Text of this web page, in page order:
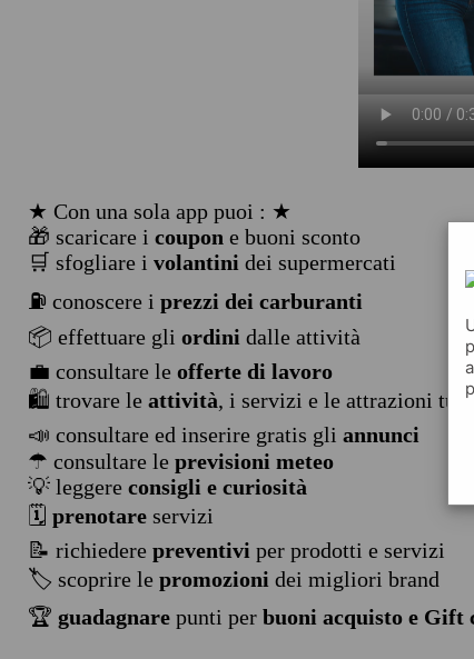
★ Con una sola app puoi : ★
🎁 scaricare i coupon e buoni sconto
🛒 sfogliare i volantini dei supermercati
⛽ conoscere i prezzi dei carburanti
📦 effettuare gli ordini dalle attività
💼 consultare le offerte di lavoro
🛍️ trovare le attività, i servizi e le attrazioni
📣 consultare ed inserire gratis gli annunci
☂ consultare le previsioni meteo
💡 leggere consigli e curiosità
🗓️ prenotareservizi
📝 richiedere preventivi per prodotti e servizi
🏷️ scoprire le promozioni dei migliori brand
🏆 guadagnarepunti per buoni acquisto e Gift